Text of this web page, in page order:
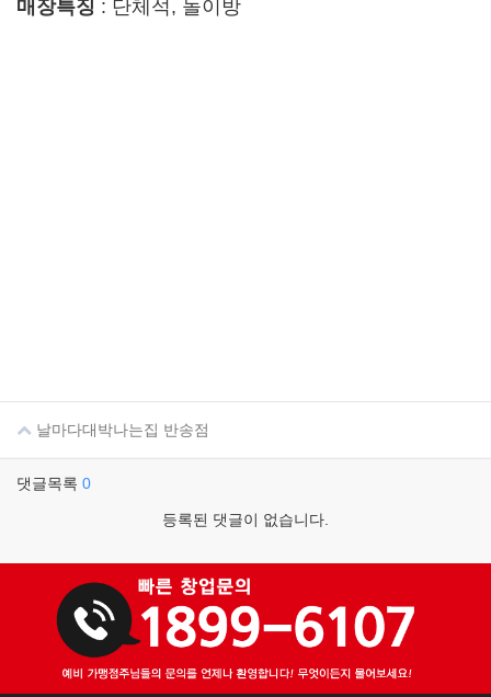
매장특징 : 단체석, 놀이방
날마다대박나는집 반송점
댓글목록 0
등록된 댓글이 없습니다.